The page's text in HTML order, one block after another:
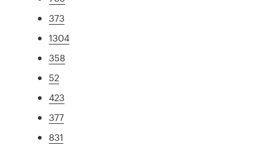
373
1304
358
52
423
377
831